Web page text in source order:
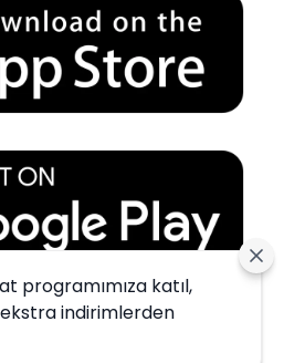
programımıza katıl,
indirimlerden